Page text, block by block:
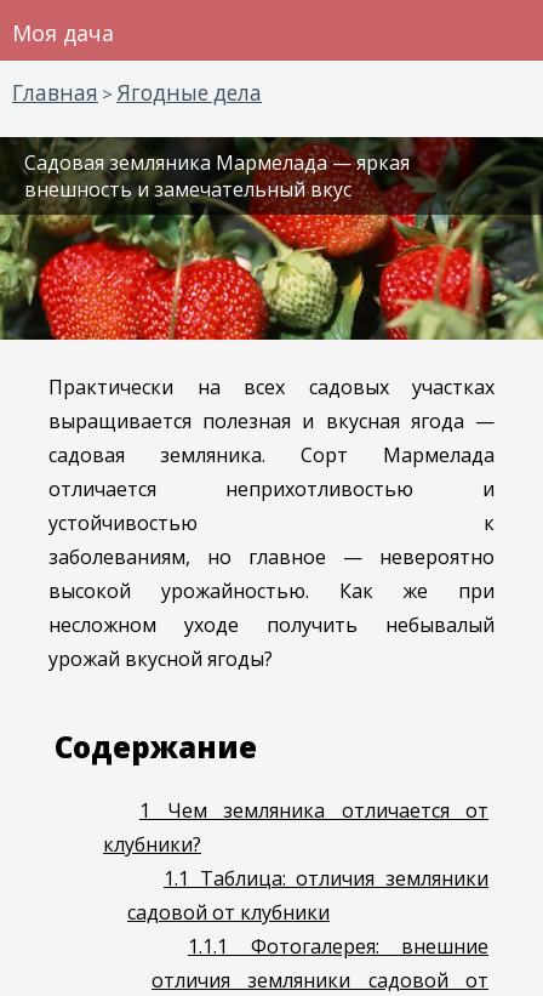
Моя дача
Главная > Ягодные дела
Садовая земляника Мармелада — яркая
внешность и замечательный вкус
Практически на всех садовых участках
выращивается полезная и вкусная ягода —
садовая земляника. Сорт Мармелада
отличается неприхотливостью и
устойчивостью к
заболеваниям, но главное — невероятно
высокой урожайностью. Как же при
несложном уходе получить небывалый
урожай вкусной ягоды?
Содержание
1
Чем земляника отличается от
клубники?
1.1 Таблица: отличия земляники
садовой от клубники
1.1.1
Фотогалерея: внешние
отличия земляники садовой от